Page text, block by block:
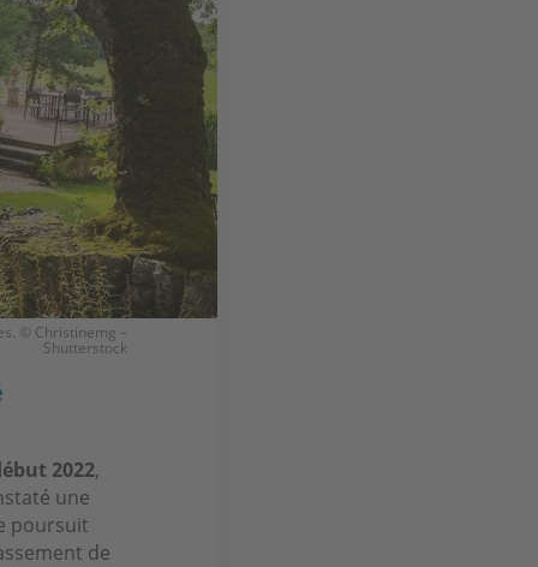
© Christinemg –
Shutterstock
2022,
une
poursuit
de